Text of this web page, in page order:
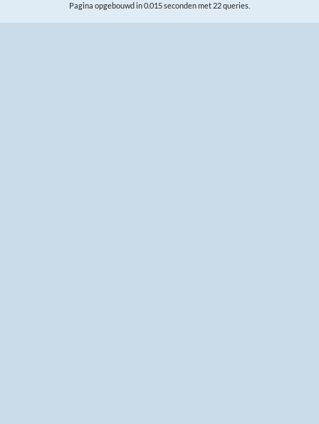
Pagina opgebouwd in 0.015 seconden met 22 queries.